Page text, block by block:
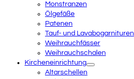
Monstranzen
Ölgefäße
Patenen
Tauf- und Lavabogarnituren
Weihrauchfässer
Weihrauchschalen
Kircheneinrichtung
Altarschellen